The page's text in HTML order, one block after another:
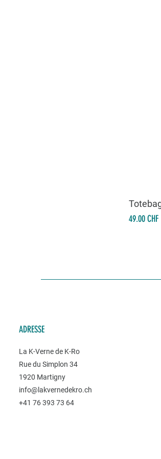
Prix
49.00 CHF
ADRESSE
La K-Verne de K-Ro
Rue du Simplon 34
1920 Martigny
info@lakvernedekro.ch
+41 76 393 73 64